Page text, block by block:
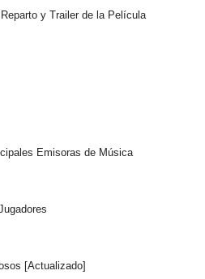
y Trailer de la Película
Emisoras de Música
[Actualizado]